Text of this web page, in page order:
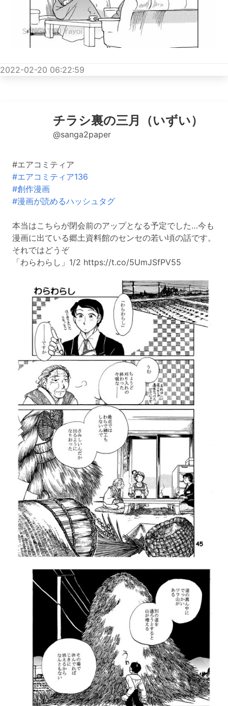
2022-02-20 06:22:59
チラシ裏の三月（いずい）
@sanga2paper
#エアコミティア
#エアコミティア136
#創作漫画
#漫画が読めるハッシュタグ
本当はこちらが閉会前のアップとなる予定でした…今も
漫画に出ている郷土資料館のセンセの若い頃の話です。
それではどうぞ
「わらわらし」1/2 https://t.co/5UmJSfPV55